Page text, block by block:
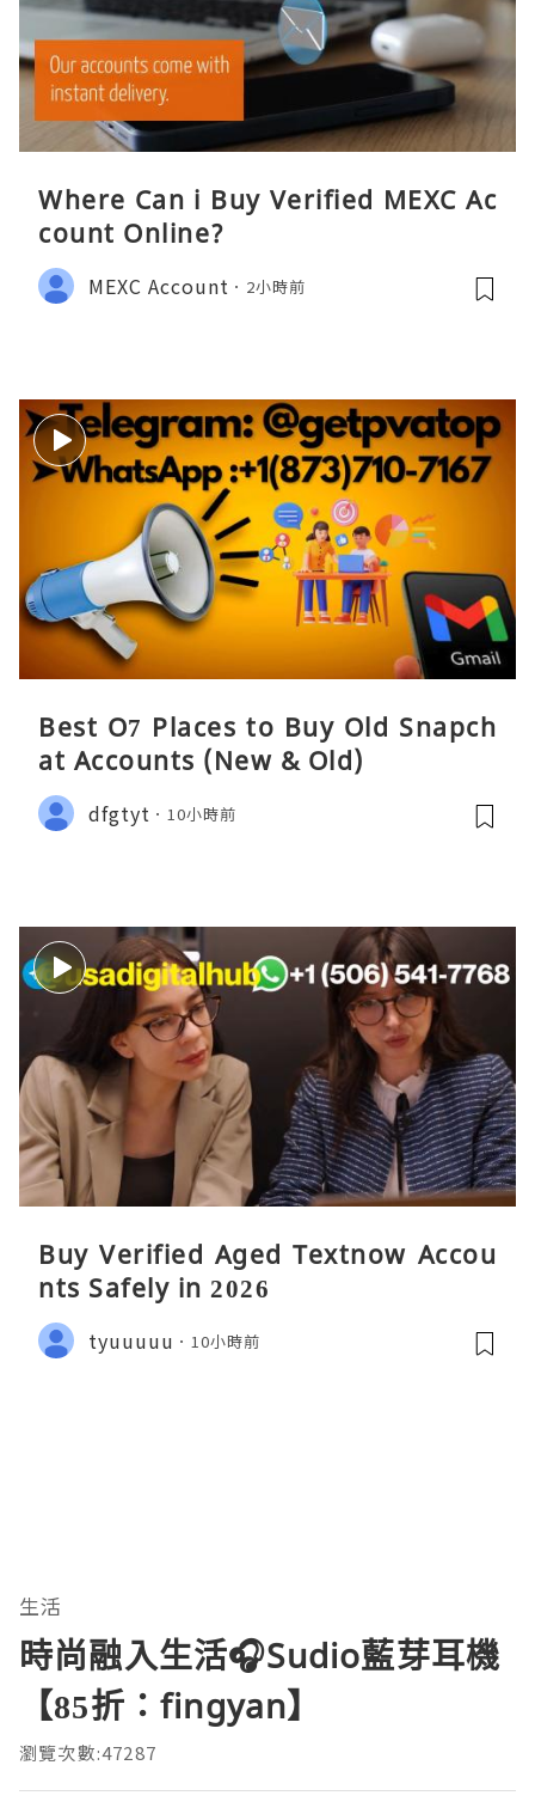
Where Can i Buy Verified MEXC Ac
count Online?
MEXC Account 2小時前
Best O7 Places to Buy Old Snapch
at Accounts (New & Old)
dfgtyt 10小時前
Buy Verified Aged Textnow Accou
nts Safely in 2026
tyuuuuu 10小時前
生活
時尚融入生活🎧Sudio藍芽耳機
【85折：fingyan】
瀏覽次數:47287